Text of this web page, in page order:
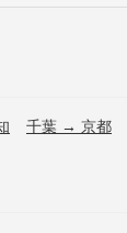
千葉 → 京都